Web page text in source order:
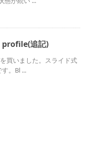
追記)
買いました。スライド式
。Bl ...